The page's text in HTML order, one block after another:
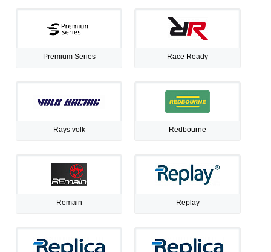
Premium Series Race Ready
Rays volk Redbourne
Remain Replay